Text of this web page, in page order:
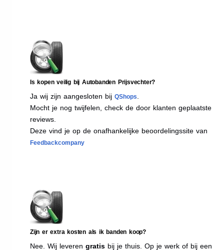
Is kopen veilig bij Autobanden Prijsvechter?
Ja wij zijn aangesloten bij QShops
Mocht je nog twijfelen, check de door klanten geplaatste
reviews.
Deze vind je op de onafhankelijke beoordelingssite van
Feedbackcompany
Zijn er extra kosten als ik banden koop?
Nee. Wij leveren gratis bij je thuis. Op je werk of bij een